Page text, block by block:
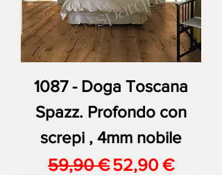
1087 - Doga Toscana
Spazz. Profondo con
screpi , 4mm nobile
Prezzo regolare
59,90 €Prezzo scontato
52,90 €